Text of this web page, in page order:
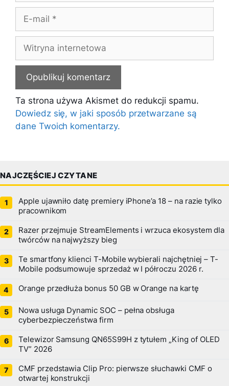
mail
internetowa
Ta strona używa Akismet do redukcji spamu.
Dowiedz się, w jaki sposób przetwarzane są
dane Twoich komentarzy.
NAJCZĘŚCIEJ CZYTANE
Apple ujawniło datę premiery iPhone’a 18 – na razie tylko
pracownikom
Razer przejmuje StreamElements i wrzuca ekosystem dla
twórców na najwyższy bieg
Te smartfony klienci T-Mobile wybierali najchętniej – T-
Mobile podsumowuje sprzedaż w I półroczu 2026 r.
Orange przedłuża bonus 50 GB w Orange na kartę
Nowa usługa Dynamic SOC – pełna obsługa
cyberbezpieczeństwa firm
Telewizor Samsung QN65S99H z tytułem „King of OLED
TV” 2026
CMF przedstawia Clip Pro: pierwsze słuchawki CMF o
otwartej konstrukcji